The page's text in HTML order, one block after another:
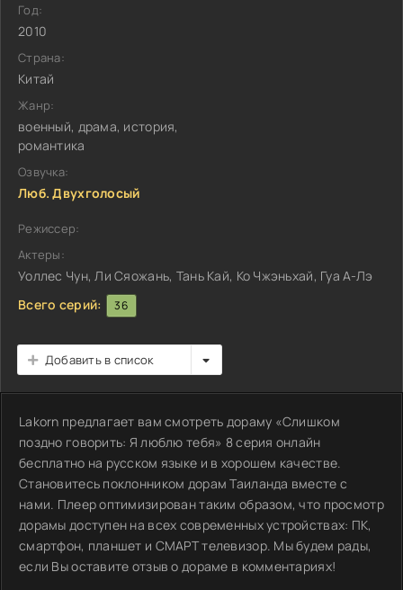
Год:
2010
Страна:
Китай
Жанр:
военный, драма, история,
романтика
Озвучка:
Люб. Двухголосый
Режиссер:
Актеры:
Уоллес Чун, Ли Сяожань, Тань Кай, Ко Чжэньхай, Гуа А-Лэ
Всего серий:
36
Добавить в список
Lakorn предлагает вам смотреть дораму «Слишком
поздно говорить: Я люблю тебя» 8 серия онлайн
бесплатно на русском языке и в хорошем качестве.
Становитесь поклонником дорам Таиланда вместе с
нами. Плеер оптимизирован таким образом, что просмотр
дорамы доступен на всех современных устройствах: ПК,
смартфон, планшет и СМАРТ телевизор. Мы будем рады,
если Вы оставите отзыв о дораме в комментариях!